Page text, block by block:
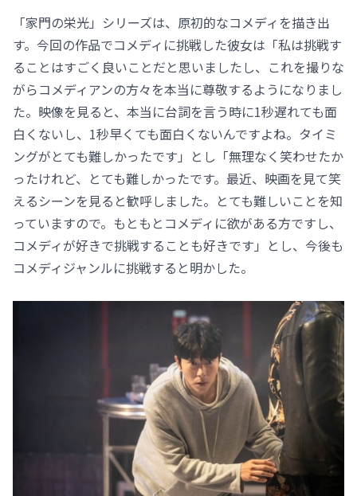
「家門の栄光」シリーズは、原初的なコメディを描き出
す。今回の作品でコメディに挑戦した彼女は「私は挑戦す
ることはすごく良いことだと思いましたし、これを撮りな
がらコメディアンの方々を本当に尊敬するようになりまし
た。映像を見ると、本当に台詞を言う時に1秒遅れても面
白くないし、1秒早くても面白くないんですよね。タイミ
ングがとても難しかったです」とし「無理なく笑わせたか
ったけれど、とても難しかったです。最近、映画を見て笑
えるシーンを見ると歓呼しました。とても難しいことを知
っていますので。もともとコメディに欲がある方ですし、
コメディが好きで挑戦することも好きです」とし、今後も
コメディジャンルに挑戦すると明かした。